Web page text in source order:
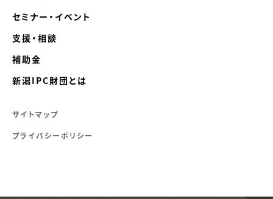
セミナー・イベント
支援・相談
補助金
新潟IPC財団とは
サイトマップ
プライバシーポリシー